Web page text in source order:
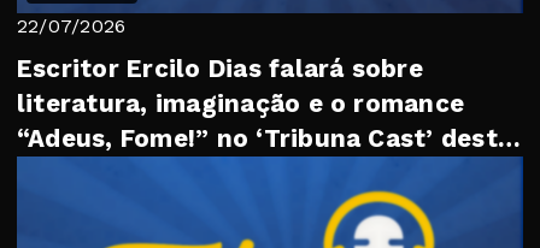
22/07/2026
Escritor Ercilo Dias falará sobre
literatura, imaginação e o romance
“Adeus, Fome!” no ‘Tribuna Cast’ desta